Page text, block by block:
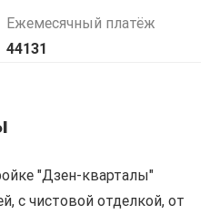
Ежемесячный платёж
44131
"Дзен-кварталы"
с чистовой отделкой, от